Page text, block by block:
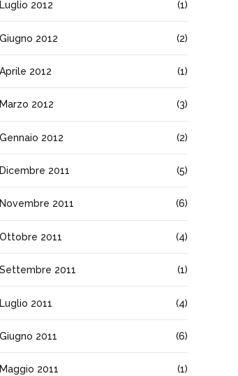
Luglio 2012 (1)
Giugno 2012 (2)
Aprile 2012 (1)
Marzo 2012 (3)
Gennaio 2012 (2)
Dicembre 2011 (5)
Novembre 2011 (6)
Ottobre 2011 (4)
Settembre 2011 (1)
Luglio 2011 (4)
Giugno 2011 (6)
Maggio 2011 (1)